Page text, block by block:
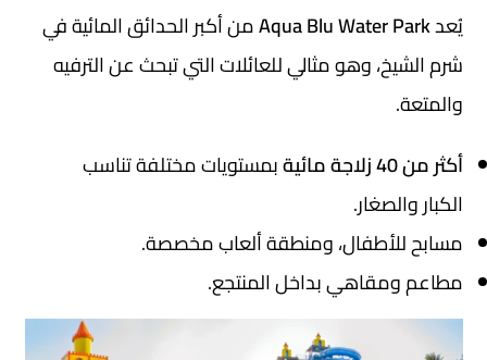
يُعدAqua Blu Water Parkمن أكبر الحدائق المائية في
شرم الشيخ، وهو مثالي للعائلات التي تبحث عن الترفيه
والمتعة.
أكثر من 40 زلاجة مائية
بمستويات مختلفة تناسب
الكبار والصغار.
مسابح للأطفال، ومنطقة ألعاب مخصصة.
مطاعم ومقاهي بداخل المنتجع.